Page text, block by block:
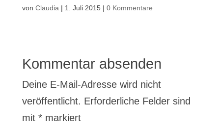
von Claudia | 1. Juli 2015| 0 Kommentare
Kommentar absenden
Deine E-Mail-Adresse wird nicht
veröffentlicht. Erforderliche Felder sind
mit *markiert